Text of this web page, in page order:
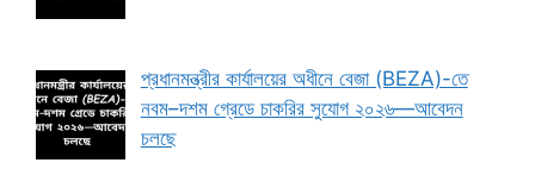
প্রধানমন্ত্রীর কার্যালয়ের অধীনে বেজা (BEZA)-তে
নবম–দশম গ্রেডে চাকরির সুযোগ ২০২৬—আবেদন
চলছে